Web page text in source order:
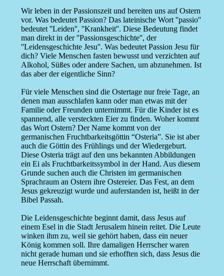
Wir leben in der Passionszeit und bereiten uns auf Ostern
vor. Was bedeutet Passion? Das lateinische Wort ''passio''
bedeutet ''Leiden'', ''Krankheit''. Diese Bedeutung findet
man direkt in der ''Passionsgeschichte'', der
''Leidensgeschichte Jesu''. Was bedeutet Passion Jesu für
dich? Viele Menschen fasten bewusst und verzichten auf
Alkohol, Süßes oder andere Sachen, um abzunehmen. Ist
das aber der eigentliche Sinn?
Für viele Menschen sind die Ostertage nur freie Tage, an
denen man ausschlafen kann oder man etwas mit der
Familie oder Freunden unternimmt. Für die Kinder ist es
spannend, alle versteckten Eier zu finden. Woher kommt
das Wort Ostern? Der Name kommt von der
germanischen Fruchtbarkeitsgöttin “Osteria”. Sie ist aber
auch die Göttin des Frühlings und der Wiedergeburt.
Diese Osteria trägt auf den uns bekannten Abbildungen
ein Ei als Fruchtbarkeitssymbol in der Hand. Aus diesem
Grunde suchen auch die Christen im germanischen
Sprachraum an Ostern ihre Ostereier. Das Fest, an dem
Jesus gekreuzigt wurde und auferstanden ist, heißt in der
Bibel Passah.
Die Leidensgeschichte beginnt damit, dass Jesus auf
einem Esel in die Stadt Jerusalem hinein reitet. Die Leute
winken ihm zu, weil sie gehört haben, dass ein neuer
König kommen soll. Ihre damaligen Herrscher waren
nicht gerade human und sie erhofften sich, dass Jesus die
neue Herrschaft übernimmt.